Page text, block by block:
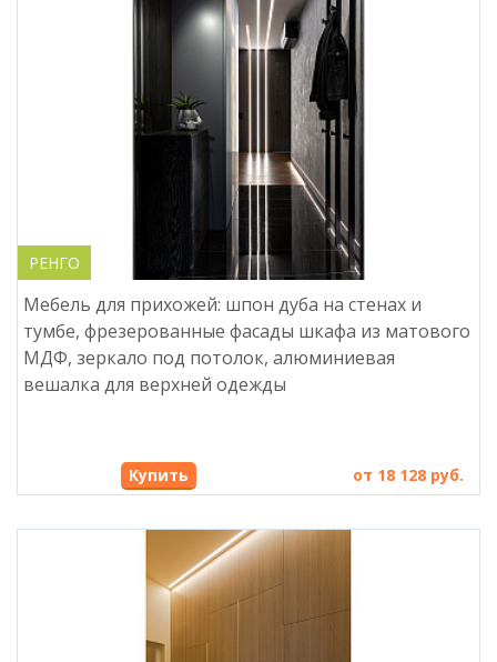
РЕНГО
Мебель для прихожей: шпон дуба на стенах и
тумбе, фрезерованные фасады шкафа из матового
МДФ, зеркало под потолок, алюминиевая
вешалка для верхней одежды
Купить от 18 128 руб.